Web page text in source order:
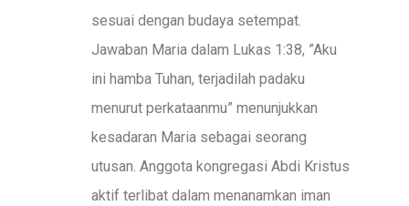
sesuai dengan budaya setempat.
Jawaban Maria dalam Lukas 1:38, ”Aku
ini hamba Tuhan, terjadilah padaku
menurut perkataanmu” menunjukkan
kesadaran Maria sebagai seorang
utusan. Anggota kongregasi Abdi Kristus
aktif terlibat dalam menanamkan iman